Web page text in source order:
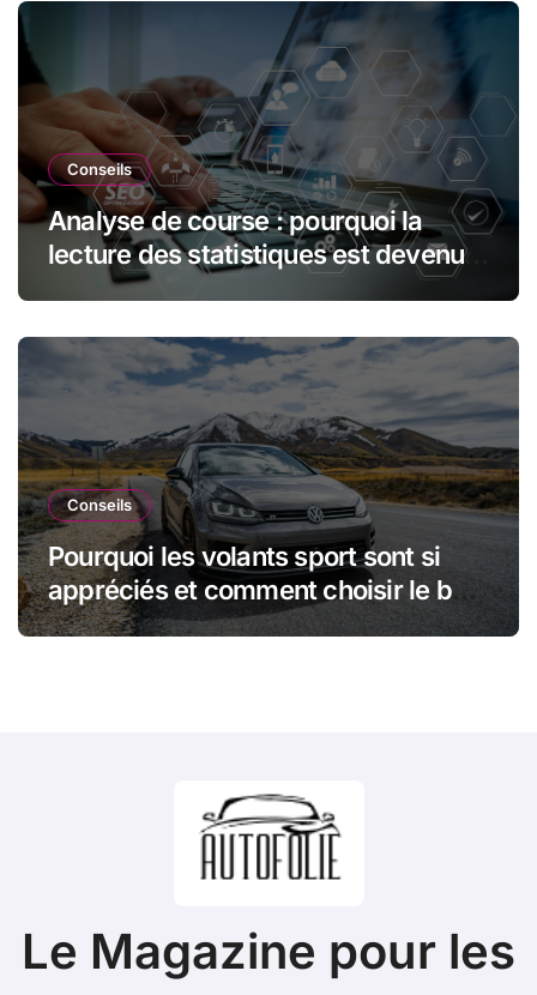
Conseils
Analyse de course : pourquoi la
lecture des statistiques est devenue
essentielle en sport automobile
Conseils
Pourquoi les volants sport sont si
appréciés et comment choisir le bon
modèle
Le Magazine pour les